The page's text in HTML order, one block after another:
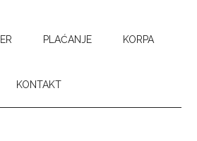
PLAĆANJE KORPA
KONTAKT